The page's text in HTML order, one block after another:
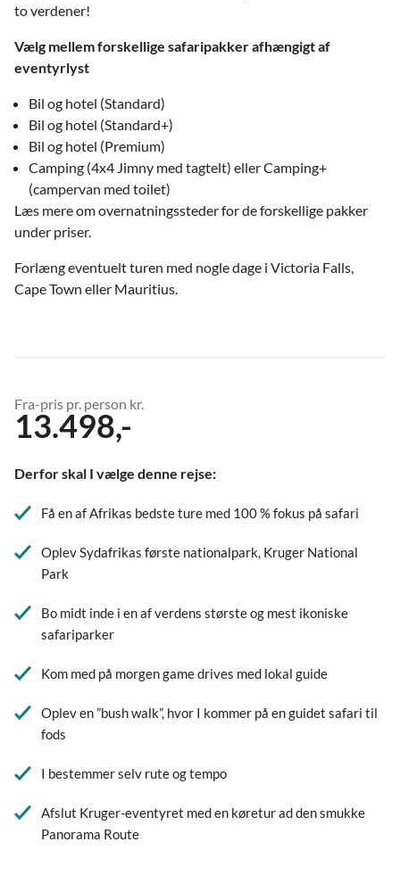
to verdener!
Vælg mellem forskellige safaripakker afhængigt af
eventyrlyst
Bil og hotel (Standard)
Bil og hotel (Standard+)
Bil og hotel (Premium)
Camping (4x4 Jimny med tagtelt) eller Camping+
(campervan med toilet)
Læs mere om overnatningssteder for de forskellige pakker
under priser.
Forlæng eventuelt turen med nogle dage i Victoria Falls,
Cape Town eller Mauritius.
Fra-pris pr. person kr.
13.498,-
Derfor skal I vælge denne rejse:
Få en af Afrikas bedste ture med 100 % fokus på safari
Oplev Sydafrikas første nationalpark, Kruger National
Park
Bo midt inde i en af verdens største og mest ikoniske
safariparker
Kom med på morgen game drives med lokal guide
Oplev en ”bush walk”, hvor I kommer på en guidet safari til
fods
I bestemmer selv rute og tempo
Afslut Kruger-eventyret med en køretur ad den smukke
Panorama Route